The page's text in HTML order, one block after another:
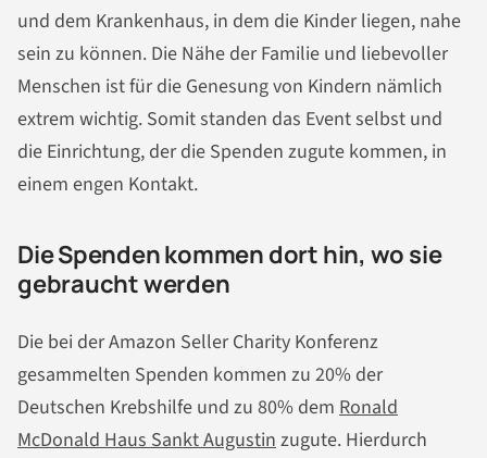
und dem Krankenhaus, in dem die Kinder liegen, nahe
sein zu können. Die Nähe der Familie und liebevoller
Menschen ist für die Genesung von Kindern nämlich
extrem wichtig. Somit standen das Event selbst und
die Einrichtung, der die Spenden zugute kommen, in
einem engen Kontakt.
Die Spenden kommen dort hin, wo sie
gebraucht werden
Die bei der Amazon Seller Charity Konferenz
gesammelten Spenden kommen zu 20% der
Deutschen Krebshilfe und zu 80% dem Ronald
McDonald Haus Sankt Augustinzugute. Hierdurch